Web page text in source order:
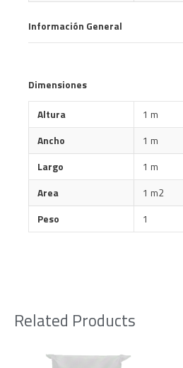
Información General
Dimensiones
Altura
1 m
Ancho
1 m
Largo
1 m
Area
1 m2
Peso
1
Related Products